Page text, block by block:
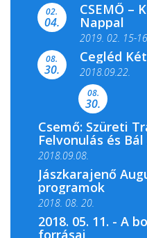
filmkínálattal,
02.
04.
CSEMŐ –
Nappal
2019. 02. 15-
Színes és
Csemői Községi
08.
30.
Cegléd
2018.09.22.
08.
30.
Csemő: Szüreti
Felvonulás és Bál
2018.09.08.
Jászkarajenő
programok
2018. 08. 20.
2018. 05. 11. - A